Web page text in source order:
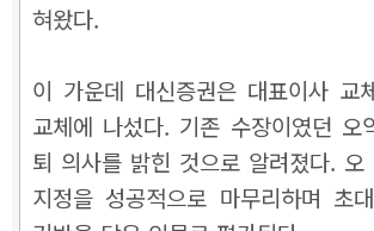
혀왔다.
이 가운데 대신증권은 대표이사 교
교체에 나섰다. 기존 수장이였던 오
퇴 의사를 밝힌 것으로 알려졌다. 오
지정을 성공적으로 마무리하며 초